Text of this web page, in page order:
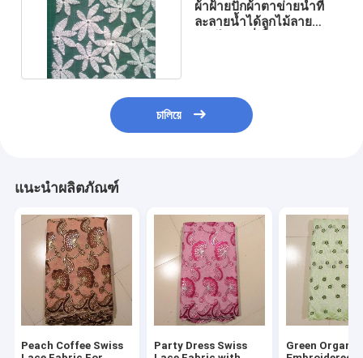
ผ้าฝ้ายปักผ้าตาข่ายน้ำที่
ละลายน้ำได้ลูกไม้ลาย
চালিয়ে
แนะนำผลิตภัณฑ์
Peach Coffee Swiss
Party Dress Swiss
Green